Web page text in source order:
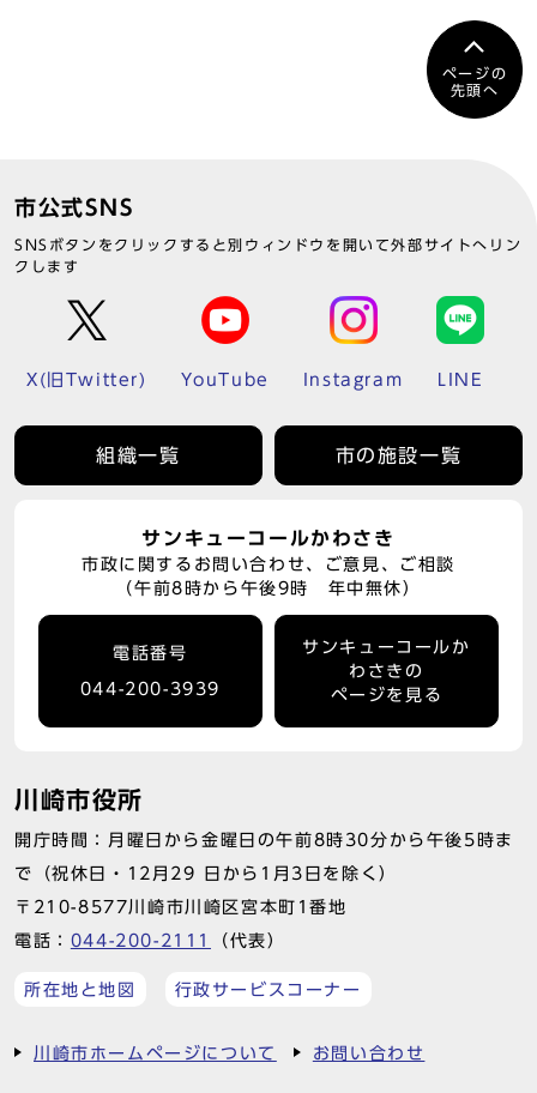
ページの
先頭へ
市公式SNS
SNSボタンをクリックすると別ウィンドウを開いて外部サイトへリン
クします
X(旧Twitter) YouTube Instagram LINE
組織一覧 市の施設一覧
サンキューコールかわさき
市政に関するお問い合わせ、ご意見、ご相談
（午前8時から午後9時 年中無休）
電話番号
044-200-3939
サンキューコールか
わさきの
ページを見る
川崎市役所
開庁時間：月曜日から金曜日の午前8時30分から午後5時ま
で（祝休日・12月29 日から1月3日を除く）
〒210-8577川崎市川崎区宮本町1番地
電話： 044-200-2111 （代表）
所在地と地図 行政サービスコーナー
川崎市ホームページについて お問い合わせ